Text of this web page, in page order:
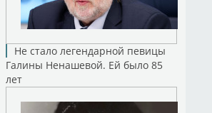
Не стало легендарной певицы
Галины Ненашевой. Ей было 85
лет